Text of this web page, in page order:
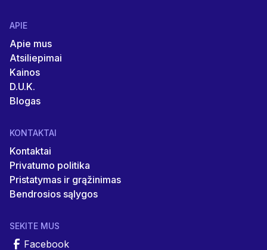
APIE
Apie mus
Atsiliepimai
Kainos
D.U.K.
Blogas
KONTAKTAI
Kontaktai
Privatumo politika
Pristatymas ir grąžinimas
Bendrosios sąlygos
SEKITE MUS
Facebook